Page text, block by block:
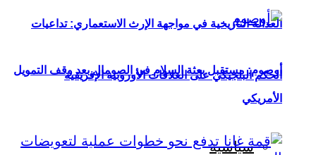
العدالة التاريخية في مواجهة الإرث الاستعماري: تداعيات
الحكم البلجيكي على العلاقات الأوروبية الإفريقية
سياسية
أوصوم: مستقبل بعثة السلام في الصومال بعد وقف التمويل
الأمريكي